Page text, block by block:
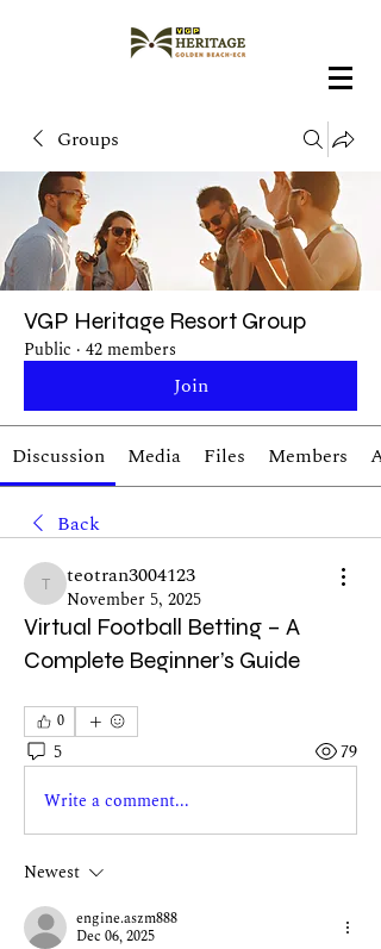
Groups
VGP Heritage Resort Group
Public · 42 members
Join
Discussion Media Files Members
Back
teotran3004123
teotran3004123
November 5, 2025
Virtual Football Betting – A
Complete Beginner’s Guide
0
5
79
Write a comment...
Newest
engine.aszm888
Dec 06, 2025